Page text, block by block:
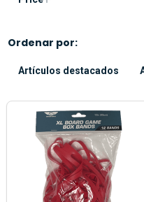
Ordenar por:
Artículos destacados